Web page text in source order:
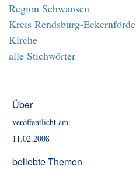
Region Schwansen
Kreis Rendsburg-Eckernförde
Kirche
alle Stichwörter
Über
veröffentlicht am:
11.02.2008
beliebte Themen